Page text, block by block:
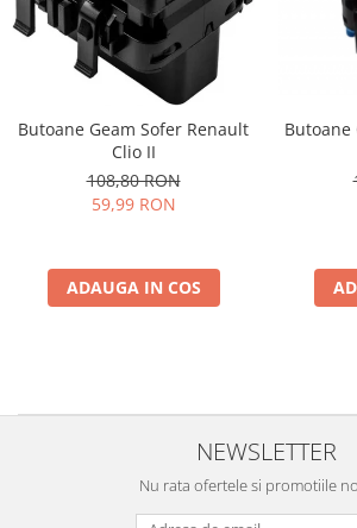
Butoane Geam Sofer Renault
Clio II
108,80 RON
59,99 RON
ADAUGA IN COS
Butoane
NEWSLETTER
Nu rata ofertele si promotiile